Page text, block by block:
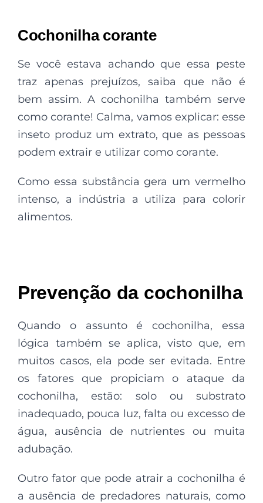
Cochonilha corante
Se você estava achando que essa peste
traz apenas prejuízos, saiba que não é
bem assim. A cochonilha também serve
como corante! Calma, vamos explicar: esse
inseto produz um extrato, que as pessoas
podem extrair e utilizar como corante.
Como essa substância gera um vermelho
intenso, a indústria a utiliza para colorir
alimentos.
Prevenção da cochonilha
Quando o assunto é cochonilha, essa
lógica também se aplica, visto que, em
muitos casos, ela pode ser evitada. Entre
os fatores que propiciam o ataque da
cochonilha, estão: solo ou substrato
inadequado, pouca luz, falta ou excesso de
água, ausência de nutrientes ou muita
adubação.
Outro fator que pode atrair a cochonilha é
a ausência de predadores naturais, como